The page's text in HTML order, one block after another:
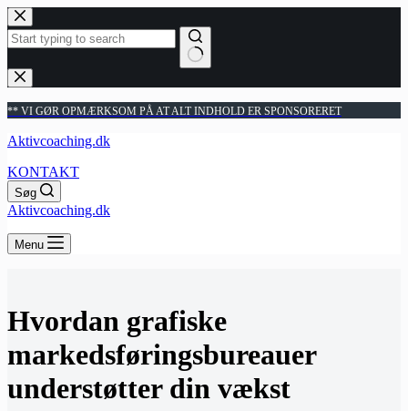
Fortsæt
til
indhold
Ingen
resultater
** VI GØR OPMÆRKSOM PÅ AT ALT INDHOLD ER SPONSORERET
Aktivcoaching.dk
KONTAKT
Søg
Aktivcoaching.dk
Menu
Hvordan grafiske
markedsføringsbureauer
understøtter din vækst